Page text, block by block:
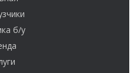
б/у